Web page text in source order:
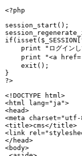
<?php
session_start();
}
?>
<!DOCTYPE html>
<html lang="ja">
<head>
<meta charset="utf-
<title>cms</title>
<link
</head>
<body>